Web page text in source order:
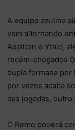
A equipe azulina
vem alternando
Adailton e Ytalo,
recém-chegados
dupla formada por
por vezes acaba
das jogadas,
O Remo poderá